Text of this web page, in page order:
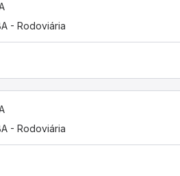
- Rodoviária
- Rodoviária